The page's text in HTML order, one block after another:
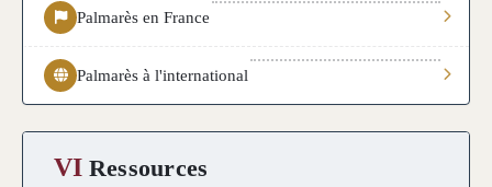
Palmarès en France
Palmarès à l'international
VI Ressources